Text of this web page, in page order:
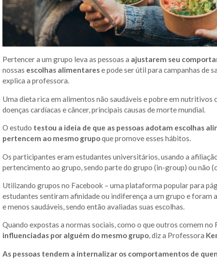
Pertencer a um grupo leva as pessoas a ajustarem seu
nossas escolhas alimentarese pode ser útil para campanhas de
explica a professora.
Uma dieta rica em alimentos não saudáveis e pobre em nutritivos
doenças cardíacas e câncer, principais causas de morte mundial.
O estudo testou a ideia de que as pessoas adotam escolhas
pertencem ao mesmo grupoque promove esses hábitos.
Os participantes eram estudantes universitários, usando a
pertencimento ao grupo, sendo parte do grupo (in-group) ou não
Utilizando grupos no Facebook – uma plataforma popular para
estudantes sentiram afinidade ou indiferença a um grupo e foram
e menos saudáveis, sendo então avaliadas suas escolhas.
Quando expostas a normas sociais, como o que outros comem no
influenciadas por alguém do mesmo grupo, diz a Professora
As pessoas tendem a internalizar os comportamentos de